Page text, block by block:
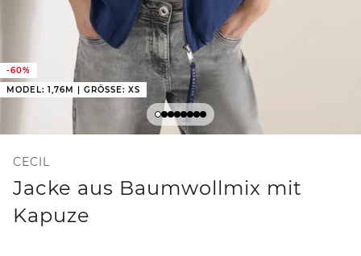
-60%
MODEL: 1,76M | GRÖSSE: XS
CECIL
Jacke aus Baumwollmix mit
Kapuze